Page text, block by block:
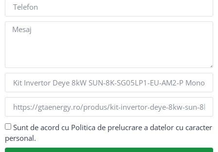
Sunt de acord cu Politica de prelucrare a datelor cu caracter
personal.